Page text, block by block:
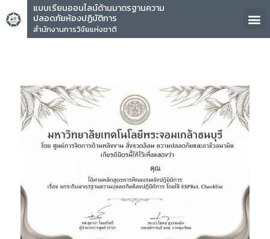
แบบเรียนออนไลน์ด้านมาตรฐานความ
ปลอดภัยห้องปฏิบัติการ
สำนักงานการวิจัยแห่งชาติ
คุณ